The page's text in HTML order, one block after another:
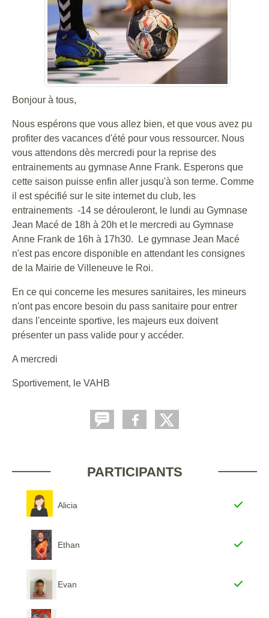
Bonjour à tous,
Nous espérons que vous allez bien, et que vous avez pu
profiter des vacances d'été pour vous ressourcer. Nous
vous attendons dès mercredi pour la reprise des
entrainements au gymnase Anne Frank. Esperons que
cette saison puisse enfin aller jusqu'à son terme. Comme
il est spécifié sur le site internet du club, les
entrainements -14 se dérouleront, le lundi au Gymnase
Jean Macé de 18h à 20h et le mercredi au Gymnase
Anne Frank de 16h à 17h30. Le gymnase Jean Macé
n'est pas encore disponible en attendant les consignes
de la Mairie de Villeneuve le Roi.
En ce qui concerne les mesures sanitaires, les mineurs
n'ont pas encore besoin du pass sanitaire pour entrer
dans l'enceinte sportive, les majeurs eux doivent
présenter un pass valide pour y accéder.
A mercredi
Sportivement, le VAHB
PARTICIPANTS
Alicia
Ethan
Evan